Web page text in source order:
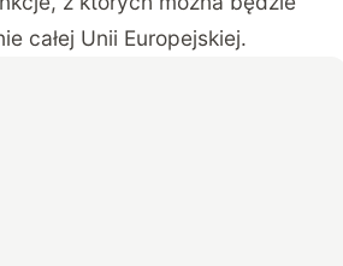
całej Unii Europejskiej.